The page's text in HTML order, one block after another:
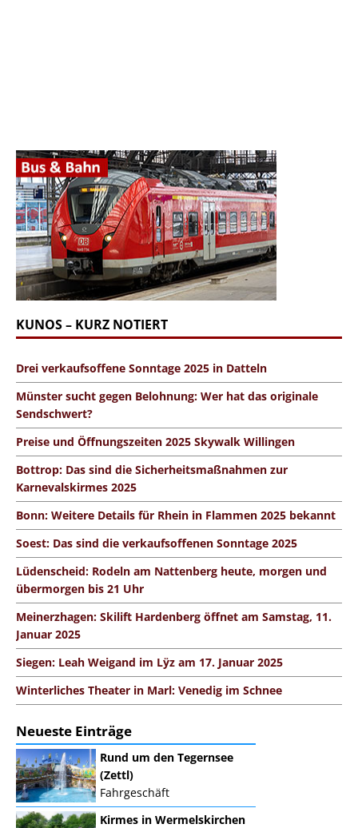
KUNOS – KURZ NOTIERT
Drei verkaufsoffene Sonntage 2025 in Datteln
Münster sucht gegen Belohnung: Wer hat das originale
Sendschwert?
Preise und Öffnungszeiten 2025 Skywalk Willingen
Bottrop: Das sind die Sicherheitsmaßnahmen zur
Karnevalskirmes 2025
Bonn: Weitere Details für Rhein in Flammen 2025 bekannt
Soest: Das sind die verkaufsoffenen Sonntage 2025
Lüdenscheid: Rodeln am Nattenberg heute, morgen und
übermorgen bis 21 Uhr
Meinerzhagen: Skilift Hardenberg öffnet am Samstag, 11.
Januar 2025
Siegen: Leah Weigand im Lÿz am 17. Januar 2025
Winterliches Theater in Marl: Venedig im Schnee
Neueste Einträge
Rund um den Tegernsee
(Zettl)
Fahrgeschäft
Kirmes in Wermelskirchen